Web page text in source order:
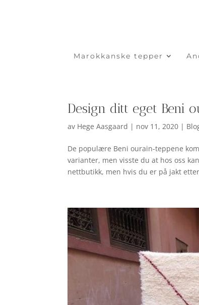
Marokkanske tepper
Design ditt eget Beni
av Hege Aasgaard | nov 11, 2020 |
De populære Beni ourain-teppene
varianter, men visste du at hos oss
nettbutikk, men hvis du er på jakt